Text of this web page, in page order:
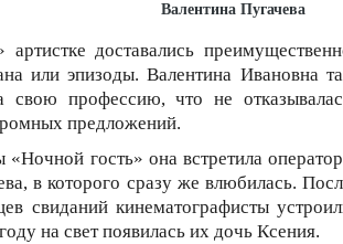
Валентина Пугачева
доставались
или эпизоды. Валентина Ивановна
свою профессию, что не
предложений.
гость» она встретила
в которого сразу же влюбилась.
свиданий кинематографисты
на свет появилась их дочь Ксения.